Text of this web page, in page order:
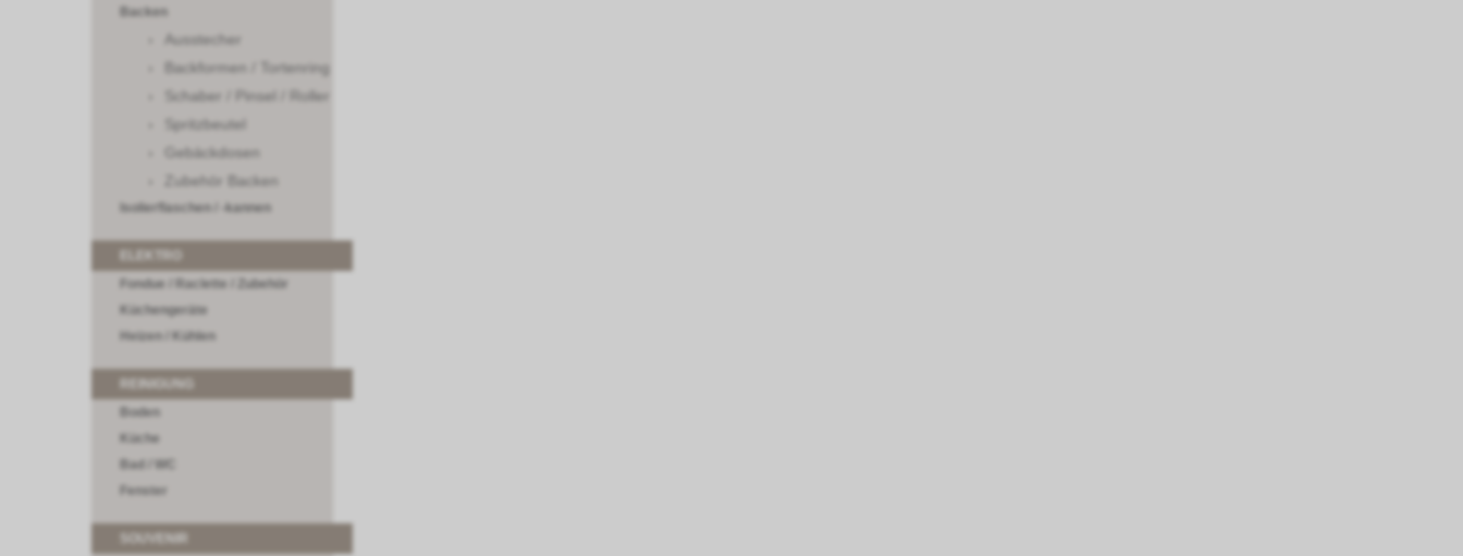
Backen
Ausstecher
Backformen / Tortenring
Schaber / Pinsel / Roller
Spritzbeutel
Gebäckdosen
Zubehör Backen
Isolierflaschen / -kannen
Fondue / Raclette / Zubehör
Küchengeräte
Heizen / Kühlen
REINIGUNG
Boden
Küche
Bad / WC
Fenster